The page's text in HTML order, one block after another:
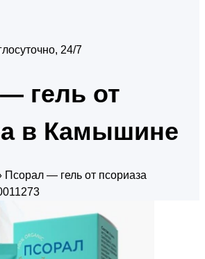
24/7
гель от
в Камышине
Псорал — гель от псориаза